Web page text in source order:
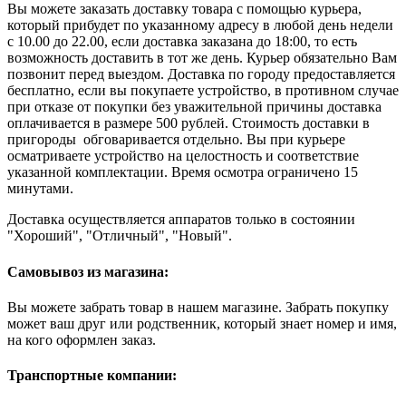
Вы можете заказать доставку товара с помощью курьера,
который прибудет по указанному адресу в любой день недели
с 10.00 до 22.00, если доставка заказана до 18:00, то есть
возможность доставить в тот же день. Курьер обязательно Вам
позвонит перед выездом. Доставка по городу предоставляется
бесплатно, если вы покупаете устройство, в противном случае
при отказе от покупки без уважительной причины доставка
оплачивается в размере 500 рублей. Стоимость доставки в
пригороды обговаривается отдельно. Вы при курьере
осматриваете устройство на целостность и соответствие
указанной комплектации. Время осмотра ограничено 15
минутами.
Доставка осуществляется аппаратов только в состоянии
"Хороший", "Отличный", "Новый".
Самовывоз из магазина:
Вы можете забрать товар в нашем магазине. Забрать покупку
может ваш друг или родственник, который знает номер и имя,
на кого оформлен заказ.
Транспортные компании: